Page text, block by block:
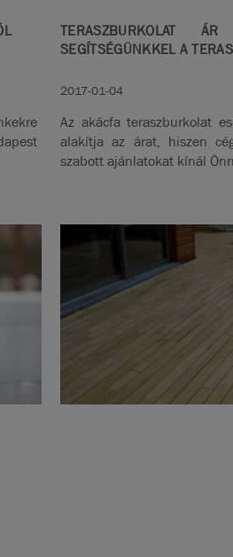
TERASZBURKOLAT
SEGÍTSÉGÜNKKEL A
2017-01-04
Az akácfa teraszburkolat
alakítja az árat, hiszen
szabott ajánlatokat kínál